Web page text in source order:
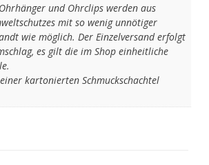
und Ohrclips werden aus
mit so wenig unnötiger
wie möglich. Der Einzelversand erfolgt
es gilt die im Shop einheitliche
kartonierten Schmuckschachtel